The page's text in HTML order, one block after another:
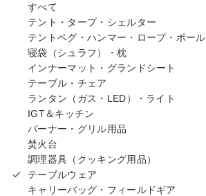
すべて
テント・タープ・シェルター
テントペグ・ハンマー・ロープ・ポール
寝袋（シュラフ）・枕
インナーマット・グランドシート
テーブル・チェア
ランタン（ガス・LED）・ライト
IGT＆キッチン
バーナー・グリル用品
焚火台
調理器具（クッキング用品）
テーブルウェア
キャリーバッグ・フィールドギア